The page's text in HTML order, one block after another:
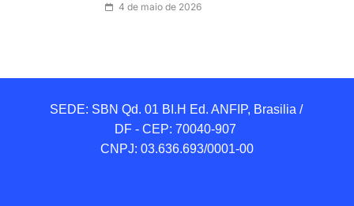
4 de maio de 2026
SEDE: SBN Qd. 01 BI.H Ed. ANFIP, Brasilia /
DF - CEP: 70040-907
CNPJ: 03.636.693/0001-00